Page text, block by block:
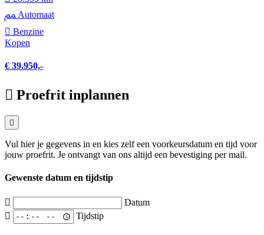
Automaat
Benzine
Kopen
€ 39.950,-
Proefrit inplannen
Vul hier je gegevens in en kies zelf een voorkeursdatum en tijd voor
jouw proefrit. Je ontvangt van ons altijd een bevestiging per mail.
Gewenste datum en tijdstip
Datum
Tijdstip